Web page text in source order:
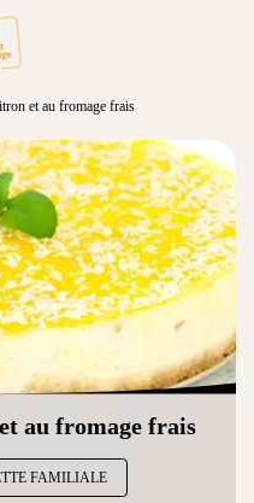
et au fromage frais
au fromage frais
FAMILIALE